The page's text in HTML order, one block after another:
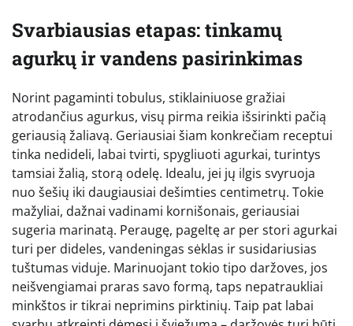
Svarbiausias etapas: tinkamų
agurkų ir vandens pasirinkimas
Norint pagaminti tobulus, stiklainiuose gražiai
atrodančius agurkus, visų pirma reikia išsirinkti pačią
geriausią žaliavą. Geriausiai šiam konkrečiam receptui
tinka nedideli, labai tvirti, spygliuoti agurkai, turintys
tamsiai žalią, storą odelę. Idealu, jei jų ilgis svyruoja
nuo šešių iki daugiausiai dešimties centimetrų. Tokie
mažyliai, dažnai vadinami kornišonais, geriausiai
sugeria marinatą. Peraugę, pageltę ar per stori agurkai
turi per dideles, vandeningas sėklas ir susidariusias
tuštumas viduje. Marinuojant tokio tipo daržoves, jos
neišvengiamai praras savo formą, taps nepatraukliai
minkštos ir tikrai neprimins pirktinių. Taip pat labai